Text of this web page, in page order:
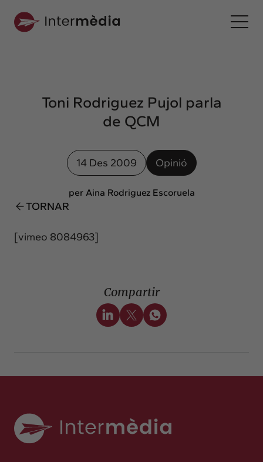
Interconnexió
Els nostres serveis
Interacció
Intermèdia
Confidencial
Interrelació
Clients
Toni Rodriguez Pujol parla
de QCM
14 Des 2009 Opinió
per Aina Rodriguez Escoruela
TORNAR
[vimeo 8084963]
Compartir